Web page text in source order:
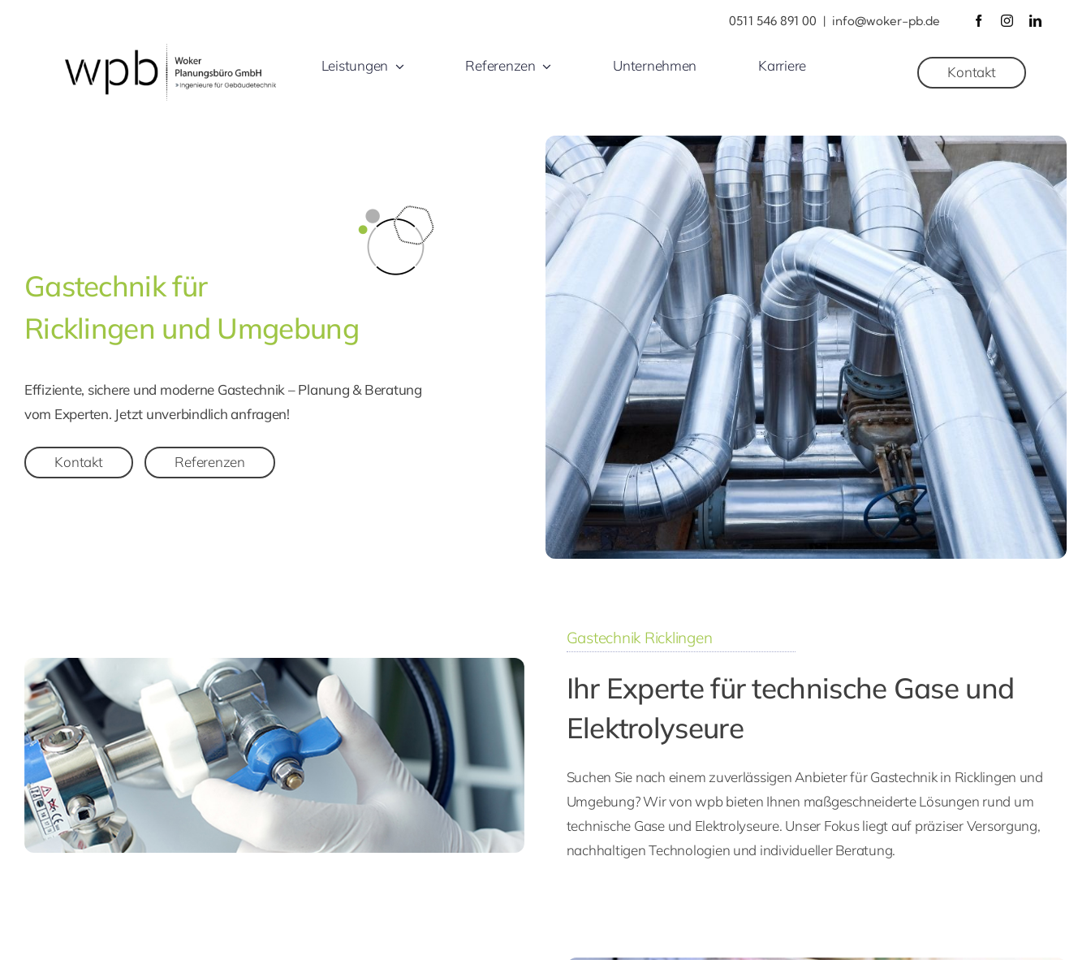
0511 546 891 00 | info@woker-pb.de
Leistungen Referenzen Unternehmen Karriere Kontakt
Gastechnik für
Ricklingen und Umgebung
Effiziente, sichere und moderne Gastechnik – Planung & Beratung
vom Experten. Jetzt unverbindlich anfragen!
Kontakt Referenzen
Gastechnik Ricklingen
Ihr Experte für technische Gase und
Elektrolyseure
Suchen Sie nach einem zuverlässigen Anbieter für Gastechnik in Ricklingen und
Umgebung? Wir von wpb bieten Ihnen maßgeschneiderte Lösungen rund um
technische Gase und Elektrolyseure. Unser Fokus liegt auf präziser Versorgung,
nachhaltigen Technologien und individueller Beratung.